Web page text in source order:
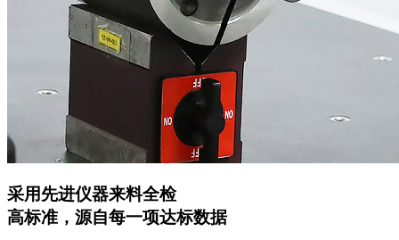
采用先进仪器来料全检
高标准，源自每一项达标数据